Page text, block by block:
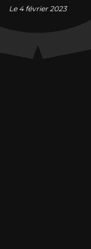
Le 4 février 2023